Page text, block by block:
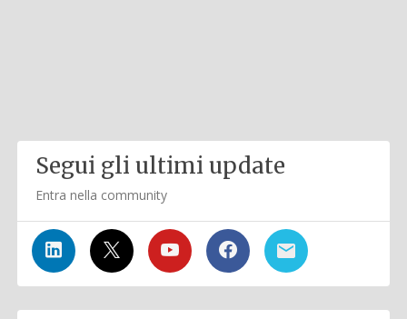
Segui gli ultimi update
Entra nella community